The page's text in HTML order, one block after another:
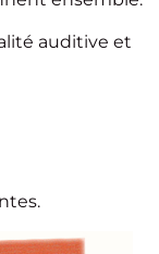
auditive et